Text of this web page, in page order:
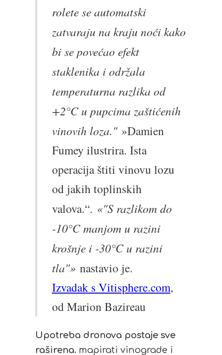
rolete se automatski
zatvaraju na kraju noći kako
bi se povećao efekt
staklenika i održala
temperaturna razlika od
+2°C u pupcima zaštićenih
vinovih loza." »Damien
Fumey ilustrira. Ista
operacija štiti vinovu lozu
od jakih toplinskih
valova.“. «"S razlikom do
-10°C manjom u razini
krošnje i -30°C u razini
tla"» nastavio je.
Izvadak s Vitisphere.com,
od Marion Bazireau
Upotreba dronova postaje sve
raširena. mapirati vinograde i